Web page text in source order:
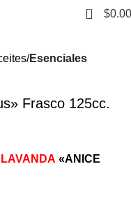
0 $0.00
Esenciales
Frasco 125cc.
«ANICE